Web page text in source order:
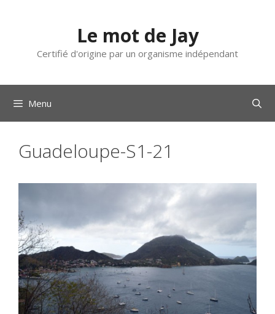
Le mot de Jay
Certifié d'origine par un organisme indépendant
Menu
Guadeloupe-S1-21